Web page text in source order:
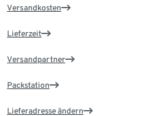
Versandkosten
Lieferzeit
Versandpartner
Packstation
Lieferadresse ändern